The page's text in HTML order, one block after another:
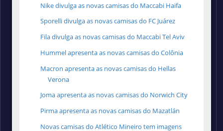
Nike divulga as novas camisas do Maccabi Haifa
Sporelli divulga as novas camisas do FC Juárez
Fila divulga as novas camisas do Maccabi Tel Aviv
Hummel apresenta as novas camisas do Colônia
Macron apresenta as novas camisas do Hellas
Verona
Joma apresenta as novas camisas do Norwich City
Pirma apresenta as novas camisas do Mazatlán
Novas camisas do Atlético Mineiro tem imagens